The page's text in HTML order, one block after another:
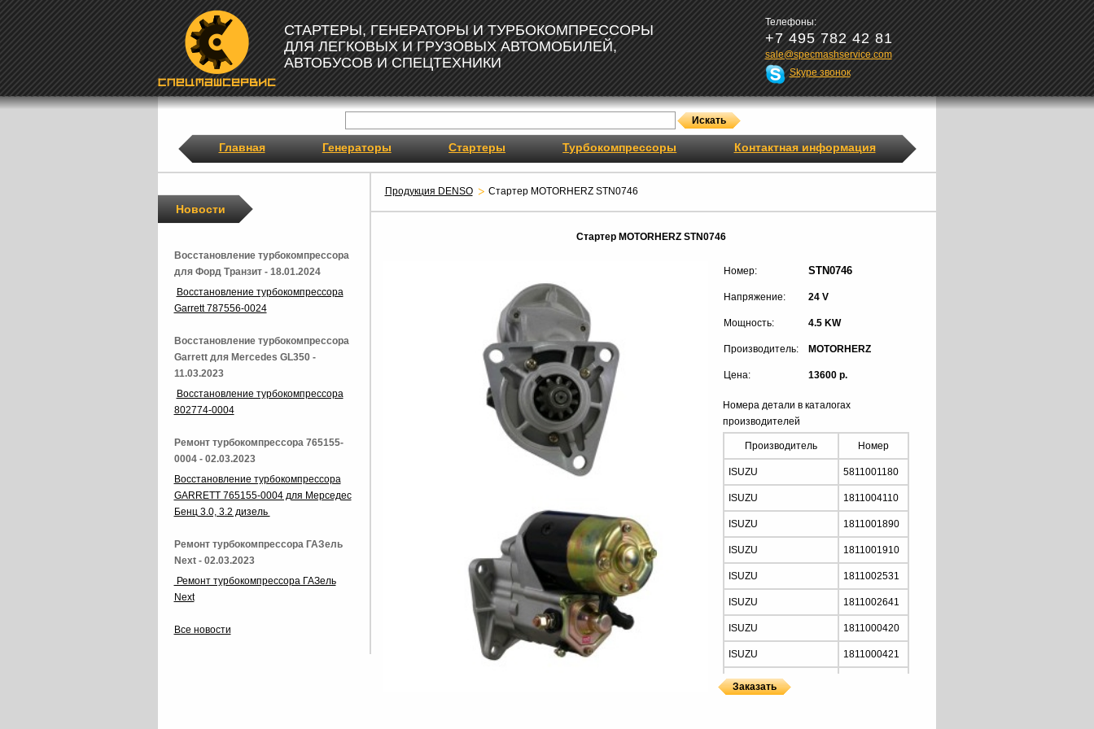
СТАРТЕРЫ, ГЕНЕРАТОРЫ И ТУРБОКОМПРЕССОРЫ
ДЛЯ ЛЕГКОВЫХ И ГРУЗОВЫХ АВТОМОБИЛЕЙ,
АВТОБУСОВ И СПЕЦТЕХНИКИ
Телефоны:
+7 495 782 42 81
sale@specmashservice.com
Skype звонок
Главная Генераторы Стартеры Турбокомпрессоры Контактная информация
Продукция DENSO Стартер MOTORHERZ STN0746
Стартер MOTORHERZ STN0746
Номер: STN0746
Напряжение: 24 V
Мощность: 4.5 KW
Производитель: MOTORHERZ
Цена: 13600 р.
Номера детали в каталогах
производителей
Производитель Номер
ISUZU 5811001180
ISUZU 1811004110
ISUZU 1811001890
ISUZU 1811001910
ISUZU 1811002531
ISUZU 1811002641
ISUZU 1811000420
ISUZU 1811000421
ISUZU
Новости
Восстановление турбокомпрессора
для Форд Транзит - 18.01.2024
Восстановление турбокомпрессора
Garrett 787556-0024
Восстановление турбокомпрессора
Garrett для Mercedes GL350 -
11.03.2023
Восстановление турбокомпрессора
802774-0004
Ремонт турбокомпрессора 765155-
0004 - 02.03.2023
Восстановление турбокомпрессора
GARRETT 765155-0004 для Мерседес
Бенц 3.0, 3.2 дизель
Ремонт турбокомпрессора ГАЗель
Next - 02.03.2023
Ремонт турбокомпрессора ГАЗель
Next
Все новости